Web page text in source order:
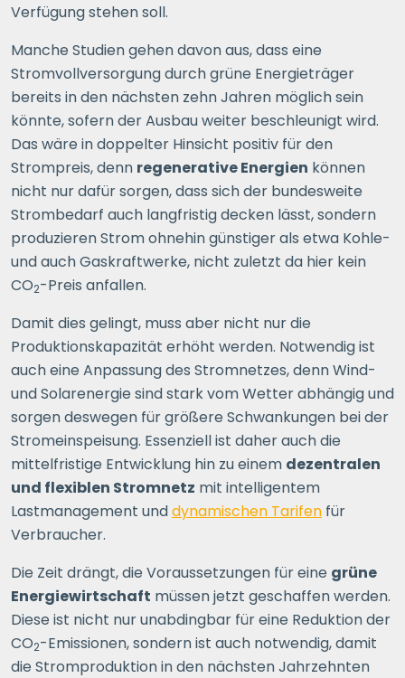
Verfügung stehen soll.
Manche Studien gehen davon aus, dass eine
Stromvollversorgung durch grüne Energieträger
bereits in den nächsten zehn Jahren möglich sein
könnte, sofern der Ausbau weiter beschleunigt wird.
Das wäre in doppelter Hinsicht positiv für den
Strompreis, denn regenerative Energien können
nicht nur dafür sorgen, dass sich der bundesweite
Strombedarf auch langfristig decken lässt, sondern
produzieren Strom ohnehin günstiger als etwa Kohle-
und auch Gaskraftwerke, nicht zuletzt da hier kein
CO2-Preis anfallen.
Damit dies gelingt, muss aber nicht nur die
Produktionskapazität erhöht werden. Notwendig ist
auch eine Anpassung des Stromnetzes, denn Wind-
und Solarenergie sind stark vom Wetter abhängig und
sorgen deswegen für größere Schwankungen bei der
Stromeinspeisung. Essenziell ist daher auch die
mittelfristige Entwicklung hin zu einem dezentralen
und flexiblen Stromnetz mit intelligentem
Lastmanagement unddynamischen Tarifen für
Verbraucher.
Die Zeit drängt, die Voraussetzungen für eine grüne
Energiewirtschaft müssen jetzt geschaffen werden.
Diese ist nicht nur unabdingbar für eine Reduktion der
CO2-Emissionen, sondern ist auch notwendig, damit
die Stromproduktion in den nächsten Jahrzehnten